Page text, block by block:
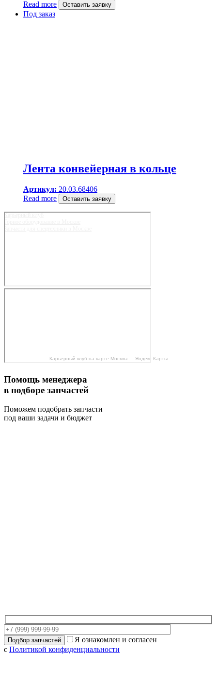
Read more Оставить заявку
Под заказ
Лента конвейерная в кольце
Артикул: 20.03.68406
Read more
Оставить заявку
Карьерный клуб на карте Москвы — Яндекс Карты
Помощь менеджера
в подборе запчастей
Поможем подобрать запчасти
под ваши задачи и бюджет
Я ознакомлен и согласен
с Политикой конфиденциальности